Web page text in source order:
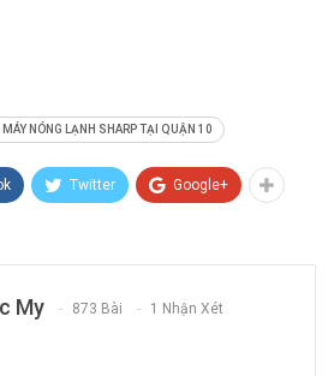
NÓNG LẠNH SHARP TẠI QUẬN 10
Twitter Google+
My 873 Bài 1 Nhận Xét